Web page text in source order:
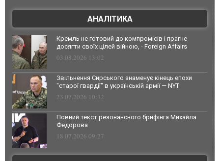
АНАЛІТИКА
Кремль не готовий до компромісів і прагне
досягти своїх цілей війною, - Foreign Affairs
03.08.2026 13:02
Звільнення Сирського знаменує кінець епохи
"старої гвардії" в українській армії — NYT
23.07.2026 10:32
Повний текст резонансного брифінга Михайла
Федорова
18.07.2026 09:27